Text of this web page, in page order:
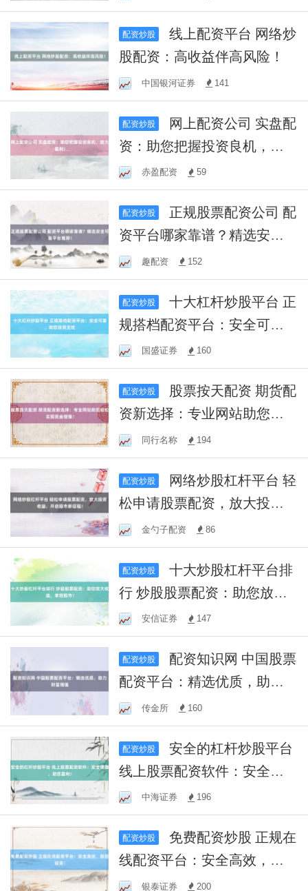
配资炒股
线上配资平台 网络炒
股配资：高收益伴高风险！
中国银河证券 141
配资炒股
资：助您把握投资良机，放
大盈利！
赤盈配资 59
配资炒股
资平台哪家靠谱？精选安全
可靠平台推荐！
趣配资 152
配资炒股
十大杠杆炒股平台 正
规搭档配资平台：安全可
靠，助您投资无忧
国盛证券 160
配资炒股
资新选择：专业网站助您轻
松实现资金增值！
同行名称 194
配资炒股
松申请股票配资，放大投资
收益，开启股市新征程！
金勺子配资 86
配资炒股
十大炒股杠杆平台排
行 炒股股票配资：助您放大
收益，掌控股市！
安信证券 147
配资炒股
配资平台：精选优质，助力
财富增值
传金所 160
配资炒股
安全的杠杆炒股平台
线上股票配资软件：安全便
捷，助您盈利！
中海证券 196
配资炒股
线配资平台：安全高效，助
您投资！
银泰证券 200